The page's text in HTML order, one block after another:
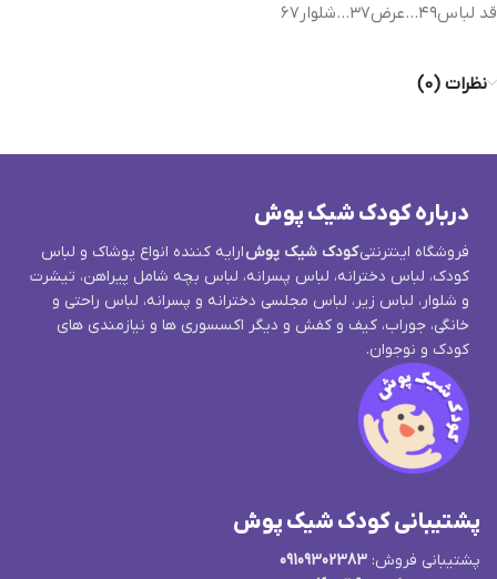
قد لباس۴۹…عرض۳۷…شلوار۶۷
نظرات (0)
درباره کودک شیک پوش
فروشگاه اینترنتیکودک شیک پوشارایه کننده انواع پوشاک و لباس
کودک، لباس دخترانه، لباس پسرانه، لباس بچه شامل پیراهن، تیشرت
و شلوار، لباس زیر، لباس مجلسی دخترانه و پسرانه، لباس راحتی و
خانگی، جوراب، کیف و کفش و دیگر اکسسوری ها و نیازمندی های
کودک و نوجوان.
پشتیبانی کودک شیک پوش
پشتیبانی فروش: 09109302383